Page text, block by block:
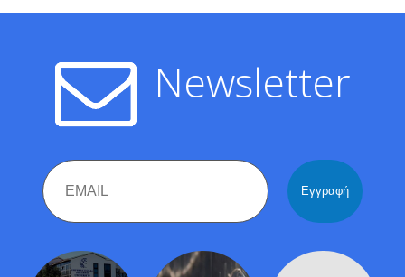
Newsletter
Email Name